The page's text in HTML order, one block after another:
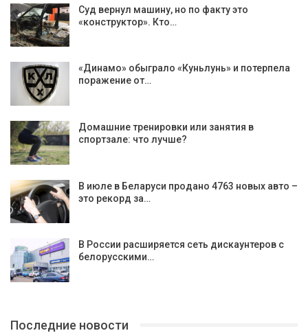
Суд вернул машину, но по факту это
«конструктор». Кто…
«Динамо» обыграло «Куньлунь» и потерпела
поражение от…
Домашние тренировки или занятия в
спортзале: что лучше?
В июле в Беларуси продано 4763 новых авто –
это рекорд за…
В России расширяется сеть дискаунтеров с
белорусскими…
Последние новости